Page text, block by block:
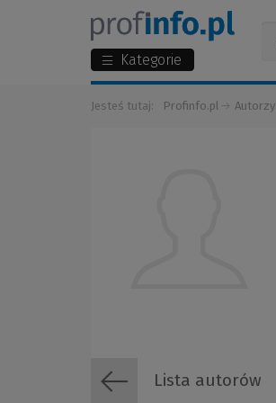
Kategorie
Jesteś tutaj: Profinfo.pl Autorzy
Lista autorów